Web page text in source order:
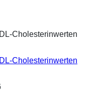
Cholesterinwerten